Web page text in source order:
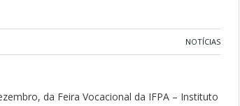
NOTÍCIAS
da Feira Vocacional da IFPA – Instituto